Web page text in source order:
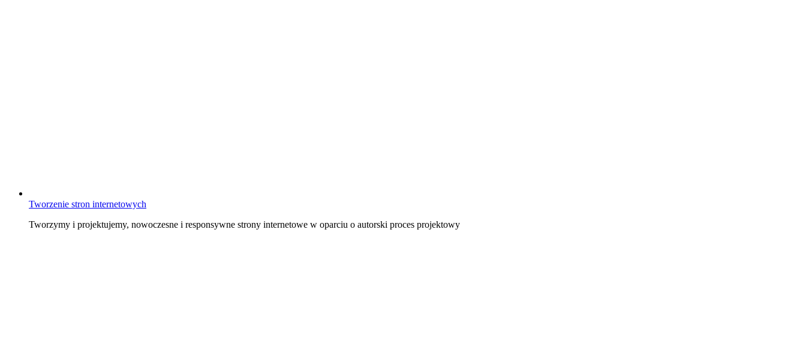
Tworzenie stron internetowych
Tworzymy i projektujemy, nowoczesne i responsywne strony internetowe w oparciu o autorski proces projektowy